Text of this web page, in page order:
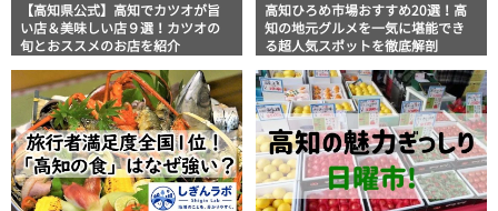
【高知県公式】高知でカツオが旨
い店＆美味しい店９選！カツオの
旬とおススメのお店を紹介
高知ひろめ市場おすすめ20選！高
知の地元グルメを一気に堪能でき
る超人気スポットを徹底解剖